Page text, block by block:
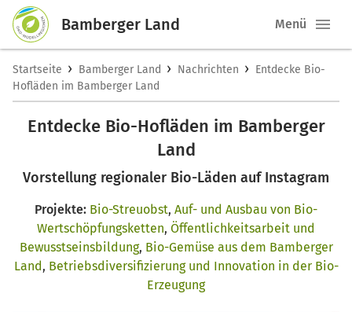
Bamberger Land Menü
Startseite › Bamberger Land › Nachrichten › Entdecke Bio-
Hofläden im Bamberger Land
Entdecke Bio-Hofläden im Bamberger
Land
Vorstellung regionaler Bio-Läden auf Instagram
Projekte: Bio-Streuobst, Auf- und Ausbau von Bio-
Wertschöpfungsketten, Öffentlichkeitsarbeit und
Bewusstseinsbildung, Bio-Gemüse aus dem Bamberger
Land, Betriebsdiversifizierung und Innovation in der Bio-
Erzeugung